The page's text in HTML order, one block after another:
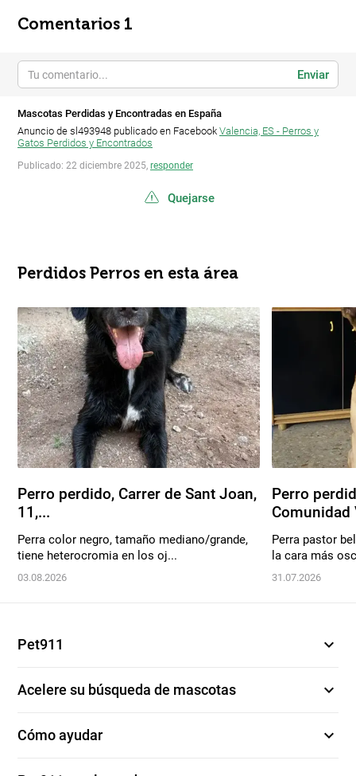
Comentarios 1
Enviar
Mascotas Perdidas y Encontradas en España
Anuncio de sl493948 publicado en Facebook Valencia, ES - Perros y
Gatos Perdidos y Encontrados
Publicado: 22 diciembre 2025, responder
Quejarse
Perdidos Perros en esta área
Perro perdido, Carrer de Sant Joan,
11,...
Perra color negro, tamaño mediano/grande,
tiene heterocromia en los oj...
03.08.2026
Perro
Comunidad
Perra pastor
la cara más
31.07.2026
Pet911 expand_more
Acelere su búsqueda de mascotas expand_more
Cómo ayudar expand_more